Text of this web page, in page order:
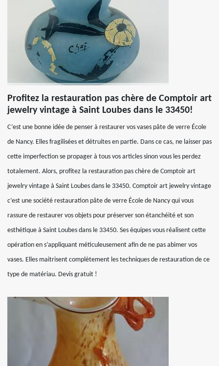
Profitez la restauration pas chère de Comptoir art
jewelry vintage à Saint Loubes dans le 33450!
C’est une bonne idée de penser à restaurer vos vases pâte de verre École
de Nancy. Elles fragilisées et détruites en partie. Dans ce cas, ne laisser pas
cette imperfection se propager à tous vos articles sinon vous les perdez
totalement. Alors, profitez la restauration pas chère de Comptoir art
jewelry vintage à Saint Loubes dans le 33450. Comptoir art jewelry vintage
c’est une société restauration pâte de verre École de Nancy qui vous
rassure de restaurer vos objets pour préserver son étanchéité et son
esthétique à Saint Loubes dans le 33450. Ses équipes vous réalisent cette
opération en s’appliquant méticuleusement afin de ne pas abimer vos
vases. Elles maitrisent complètement les techniques de restauration de ce
type de matériau. Devis gratuit !